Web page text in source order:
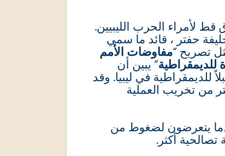
قط لأمراء الحرب الليبيين.
حفتر ، قائد ما سمي
تصريح “مفاوضات الأمم
للديمقراطية” يبين أن
للديمقراطية في ليبيا. وقد
من تخريب العملية
يتعرضون لضغوط من
أكثر.